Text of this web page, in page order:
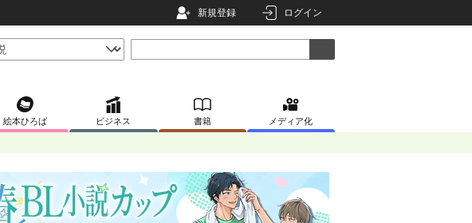
新規登録 ログイン
絵本ひろば ビジネス 書籍 メディア化